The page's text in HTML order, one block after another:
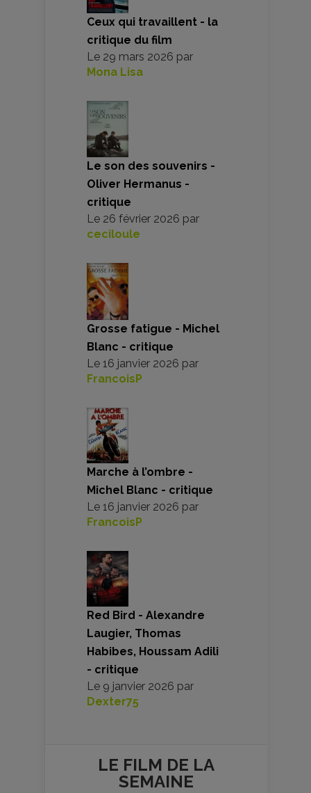
Ceux qui travaillent - la
critique du film
Le 29 mars 2026 par
Mona Lisa
Le son des souvenirs -
Oliver Hermanus -
critique
Le 26 février 2026 par
ceciloule
Grosse fatigue - Michel
Blanc - critique
Le 16 janvier 2026 par
FrancoisP
Marche à l’ombre -
Michel Blanc - critique
Le 16 janvier 2026 par
FrancoisP
Red Bird - Alexandre
Laugier, Thomas
Habibes, Houssam Adili
- critique
Le 9 janvier 2026 par
Dexter75
LE FILM DE LA
SEMAINE